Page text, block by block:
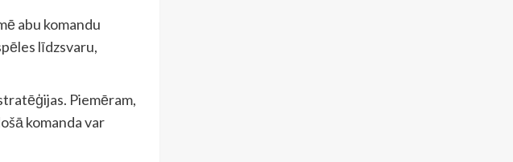
abu komandu
līdzsvaru,
Piemēram,
komanda var